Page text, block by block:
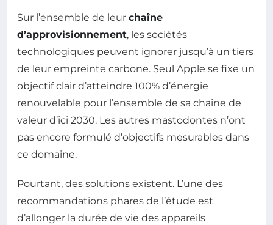
Sur l’ensemble de leur chaîne
d’approvisionnement, les sociétés
technologiques peuvent ignorer jusqu’à un tiers
de leur empreinte carbone. Seul Apple se fixe un
objectif clair d’atteindre 100% d’énergie
renouvelable pour l’ensemble de sa chaîne de
valeur d’ici 2030. Les autres mastodontes n’ont
pas encore formulé d’objectifs mesurables dans
ce domaine.
Pourtant, des solutions existent. L’une des
recommandations phares de l’étude est
d’allonger la durée de vie des appareils